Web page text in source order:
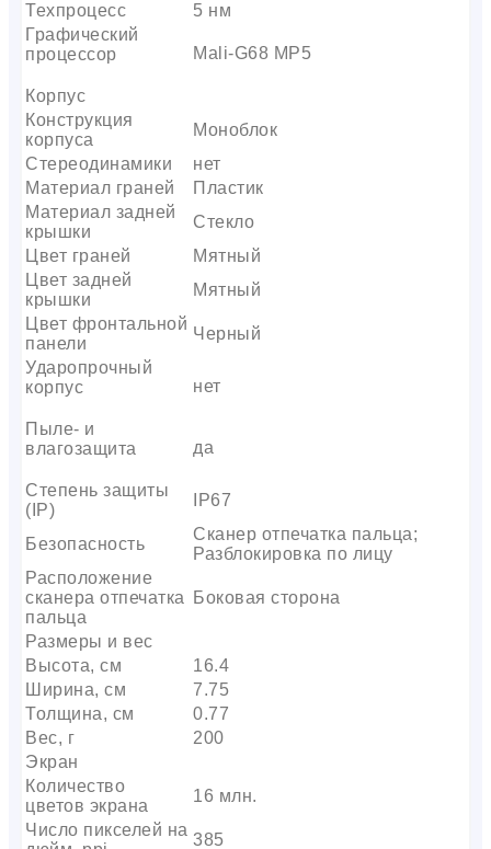
Техпроцесс
5 нм
Графический
процессор
Mali-G68 MP5
Корпус
Конструкция
корпуса
Моноблок
Стереодинамики
нет
Материал граней
Пластик
Материал задней
крышки
Стекло
Цвет граней
Мятный
Цвет задней
крышки
Мятный
Цвет фронтальной
панели
Черный
Ударопрочный
корпус
нет
Пыле- и
влагозащита
да
Степень защиты
(IP)
IP67
Безопасность
Сканер отпечатка пальца;
Разблокировка по лицу
Расположение
сканера отпечатка
пальца
Боковая сторона
Размеры и вес
Высота, см
16.4
Ширина, см
7.75
Толщина, см
0.77
Вес, г
200
Экран
Количество
цветов экрана
16 млн.
Число пикселей на
385